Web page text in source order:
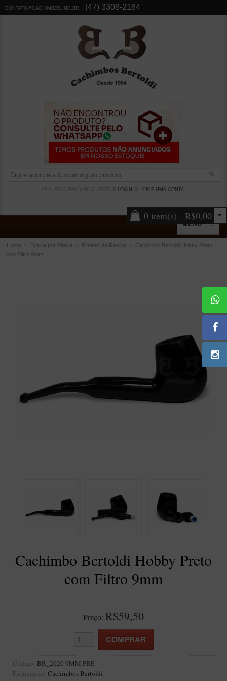
CONTATO@CACHIMBOS.IND.BR (47) 3308-2184
OLÁ, SEJA BEM VINDO! EFETUE LOGIN CRIE UMA CONTA.
0 item(s) - R$0,00
MENU
ACESSÓRIOS
Limpadores para Cachimbo
Bolsas para Cachimbo
Blends Para Enrolar
Doctor Pipe
LINHA IDELFONSO BERTOLDI
Home Busca por Piteira Piteiras de Resina
Cachimbo Bertoldi Hobby Preto
com Filtro 9mm
Cachimbo Bertoldi Hobby Preto
com Filtro 9mm
Preço: R$59,50
Código: BB_2020 9MM PRE
Fabricantes: Cachimbos Bertoldi